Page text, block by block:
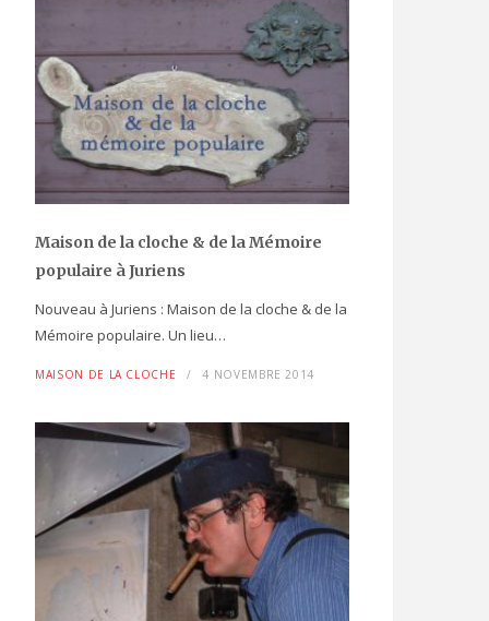
Les créateurs 2024
CLOCHES 3 JANVIER 2025
L’histoire des foires à
Romainmôtier
LES SONNAILLES 2024
OCTOBRE 2024
Maison de la cloche & de la Mémoire
populaire à Juriens
Nouveau à Juriens : Maison de la cloche & de la
Mémoire populaire. Un lieu…
MAISON DE LA CLOCHE 4 NOVEMBRE 2014